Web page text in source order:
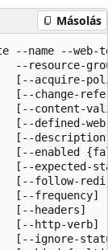
Másolás
--name --web-
--resource-
[--acquire-
[--change-
[--content-
[--defined-
[--
[--enabled
[--expected-
[--follow-
[--frequency]
[--headers]
[--http-verb]
[--ignore-